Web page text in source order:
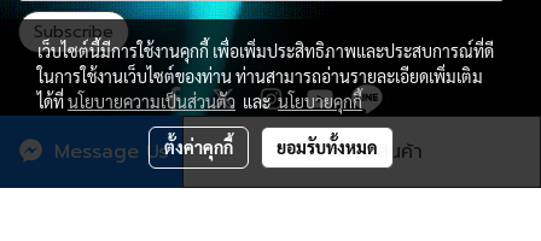
สั่งซื้อสินค้า
Message Us
Subscribe
เว็บไซต์นี้มีการใช้งานคุกกี้ เพื่อเพิ่มประสิทธิภาพและประสบการณ์ที่ดี
ในการใช้งานเว็บไซต์ของท่าน ท่านสามารถอ่านรายละเอียดเพิ่มเติม
ได้ที่นโยบายความเป็นส่วนตัว และนโยบายคุกกี้
ตั้งค่าคุกกี้ ยอมรับทั้งหมด